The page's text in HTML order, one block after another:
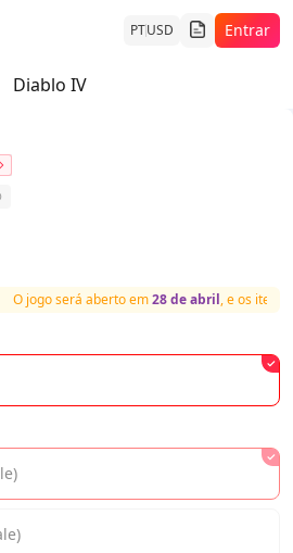
PTUSD Entrar
Diablo IV
O jogo será aberto em28 de abril, e os itens